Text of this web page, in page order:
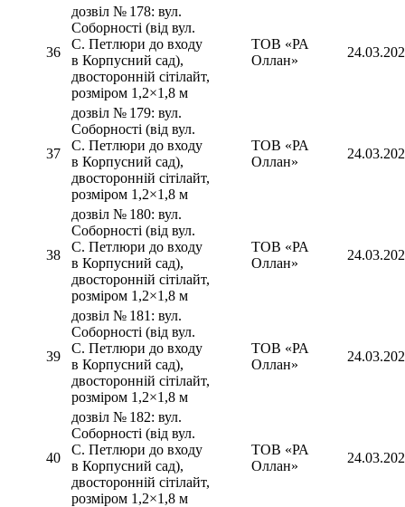
36
дозвіл № 178: вул.
Соборності (від вул.
С. Петлюри до входу
в Корпусний сад),
двосторонній сітілайт,
розміром 1,2×1,8 м
ТОВ «РА
Оллан»
37
дозвіл № 179: вул.
Соборності (від вул.
С. Петлюри до входу
в Корпусний сад),
двосторонній сітілайт,
розміром 1,2×1,8 м
ТОВ «РА
Оллан»
38
дозвіл № 180: вул.
Соборності (від вул.
С. Петлюри до входу
в Корпусний сад),
двосторонній сітілайт,
розміром 1,2×1,8 м
ТОВ «РА
Оллан»
39
дозвіл № 181: вул.
Соборності (від вул.
С. Петлюри до входу
в Корпусний сад),
двосторонній сітілайт,
розміром 1,2×1,8 м
ТОВ «РА
Оллан»
40
дозвіл № 182: вул.
Соборності (від вул.
С. Петлюри до входу
в Корпусний сад),
двосторонній сітілайт,
розміром 1,2×1,8 м
ТОВ «РА
Оллан»